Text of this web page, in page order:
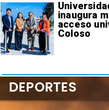
inaugura
acceso
Coloso
DEPORTES